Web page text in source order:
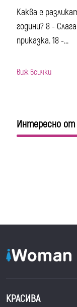
Каква е
години? 8 -
приказка. 18 -...
виж всички
Интересно
КРАСИВА